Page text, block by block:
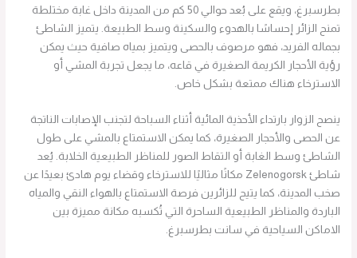
بطرسبرغ، ويقع على بُعد حوالي 50 كم من المدينة داخل غابة مختلطة
تمنح الزائر إحساسًا بالهدوء والسكينة وسط الطبيعة. يتميز الشاطئ
بجماله الفريد، فهو مرصوف بالحصى ويتميز بمياه صافية حيث يمكن
رؤية الأحجار الكريمة الصغيرة في قاعه، ما يجعل تجربة المشي أو
الاسترخاء هناك ممتعة بشكل خاص.
ينصح الزوار بارتداء الأحذية المائية أثناء السباحة لتجنب الإصابات الناتجة
عن الحصى والأحجار الصغيرة، كما يمكن الاستمتاع بالمشي على طول
الشاطئ وسط الغابة أو التقاط الصور للمناظر الطبيعية الخلابة. يُعد
شاطئ Zelenogorsk مكانًا مثاليًا للاسترخاء وقضاء يوم هادئ بعيدًا عن
صخب المدينة، كما يتيح للزائرين فرصة الاستمتاع بالهواء النقي والمياه
الباردة والمناظر الطبيعية الساحرة التي تُكسبه مكانة مميزة بين
الاماكن السياحية في سانت بطرسبرغ.